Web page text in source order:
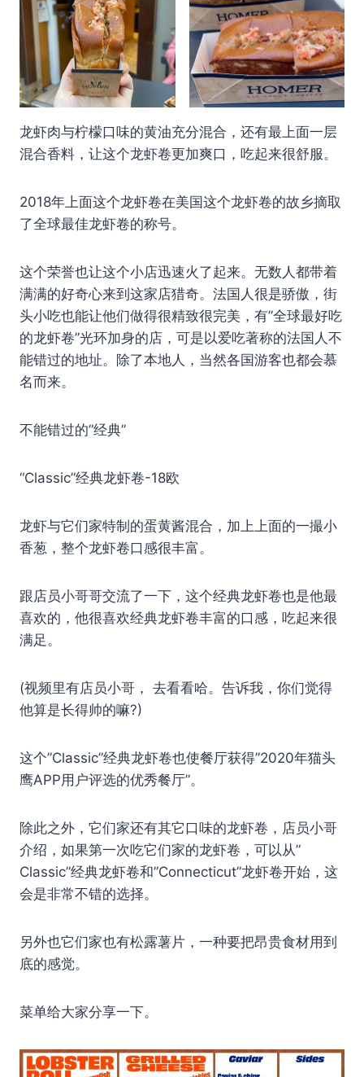
龙虾肉与柠檬口味的黄油充分混合，还有最上面一层
混合香料，让这个龙虾卷更加爽口，吃起来很舒服。
2018年上面这个龙虾卷在美国这个龙虾卷的故乡摘取
了全球最佳龙虾卷的称号。
这个荣誉也让这个小店迅速火了起来。无数人都带着
满满的好奇心来到这家店猎奇。法国人很是骄傲，街
头小吃也能让他们做得很精致很完美，有”全球最好吃
的龙虾卷”光环加身的店，可是以爱吃著称的法国人不
能错过的地址。除了本地人，当然各国游客也都会慕
名而来。
不能错过的”经典”
“Classic”经典龙虾卷-18欧
龙虾与它们家特制的蛋黄酱混合，加上上面的一撮小
香葱，整个龙虾卷口感很丰富。
跟店员小哥哥交流了一下，这个经典龙虾卷也是他最
喜欢的，他很喜欢经典龙虾卷丰富的口感，吃起来很
满足。
(视频里有店员小哥， 去看看哈。告诉我，你们觉得
他算是长得帅的嘛?)
这个”Classic”经典龙虾卷也使餐厅获得”2020年猫头
鹰APP用户评选的优秀餐厅”。
除此之外，它们家还有其它口味的龙虾卷，店员小哥
介绍，如果第一次吃它们家的龙虾卷，可以从”
Classic”经典龙虾卷和”Connecticut”龙虾卷开始，这
会是非常不错的选择。
另外也它们家也有松露薯片，一种要把昂贵食材用到
底的感觉。
菜单给大家分享一下。